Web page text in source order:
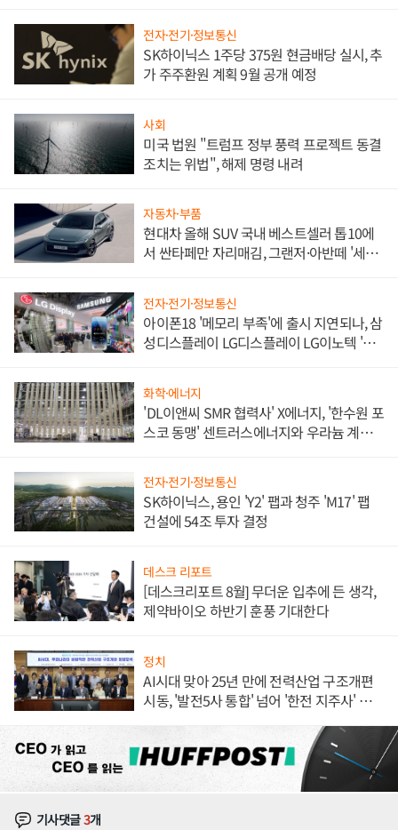
전자·전기·정보통신
SK하이닉스 1주당 375원 현금배당 실시, 추
가 주주환원 계획 9월 공개 예정
사회
미국 법원 "트럼프 정부 풍력 프로젝트 동결
조치는 위법", 해제 명령 내려
자동차·부품
현대차 올해 SUV 국내 베스트셀러 톱10에
서 싼타페만 자리매김, 그랜저·아반떼 '세단
전자·전기·정보통신
아이폰18 '메모리 부족'에 출시 지연되나, 삼
성디스플레이 LG디스플레이 LG이노텍 '탈
화학·에너지
'DL이앤씨 SMR 협력사' X에너지, '한수원 포
스코 동맹' 센트러스에너지와 우라늄 계약
전자·전기·정보통신
SK하이닉스, 용인 'Y2' 팹과 청주 'M17' 팹
건설에 54조 투자 결정
데스크 리포트
[데스크리포트 8월] 무더운 입추에 든 생각,
제약바이오 하반기 훈풍 기대한다
정치
AI시대 맞아 25년 만에 전력산업 구조개편
시동, '발전5사 통합' 넘어 '한전 지주사' 재편
기사댓글3개